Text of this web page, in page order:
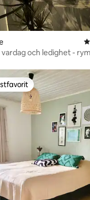
vardag och ledighet -
betyg, 242 omdömen
gästfavorit